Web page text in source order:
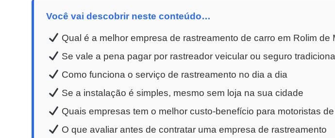
Você vai descobrir neste conteúdo…
Qual é a melhor empresa de rastreamento de carro em Rolim de
Se vale a pena pagar por rastreador veicular ou seguro tradicional
Como funciona o serviço de rastreamento no dia a dia
Se a instalação é simples, mesmo sem loja na sua cidade
Quais empresas tem o melhor custo-benefício para motoristas
O que avaliar antes de contratar uma empresa de rastreamento